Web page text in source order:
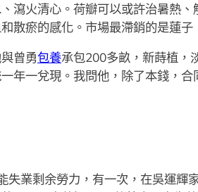
瀉火清心。荷瓣可以或許治暑熱
散瘀的感化。市場最滯銷的是蓮子
曾勇包養承包200多畝，新蒔植，
年一兌現。我問他，除了本錢，合
剩余勞力，有一次，在吳運輝